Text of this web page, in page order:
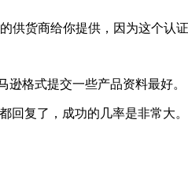
货商给你提供，因为这个认
逊格式提交一些产品资料最好。
复了，成功的几率是非常大